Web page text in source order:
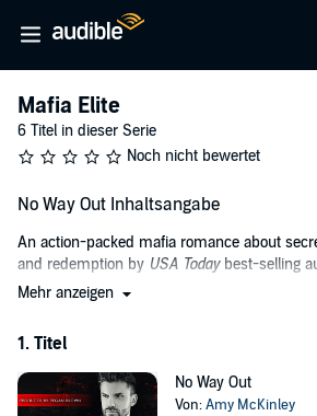
Mafia Elite
6 Titel in dieser Serie
Noch nicht bewertet
No Way Out Inhaltsangabe
An action-packed mafia romance about
and redemption by USA Today best-selling
Max’s endgame is clear: Take back what’s
arm of the Chicago Mafia to protect his
granddaughter, Liliana, from her dangerous
Mehr anzeigen
1. Titel
No Way Out
Von:Amy McKinley